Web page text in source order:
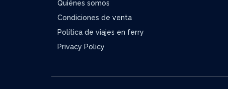
Quiénes somos
Condiciones de venta
Política de viajes en ferry
Privacy Policy